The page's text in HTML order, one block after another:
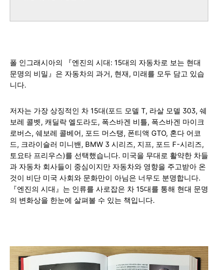
폴 인그래시아의 『엔진의 시대: 15대의 자동차로 보는 현대
문명의 비밀 』은 자동차의 과거, 현재, 미래를 모두 담고 있습
니다.
저자는 가장 상징적인 차 15대(포드 모델 T, 라살 모델 303, 쉐
보레 콜벳, 캐딜락 엘도라도, 폭스바겐 비틀, 폭스바겐 마이크
로버스, 쉐보레 콜베어, 포드 머스탱, 폰티액 GTO, 혼다 어코
드, 크라이슬러 미니밴, BMW 3 시리즈, 지프, 포드 F-시리즈,
토요타 프리우스)를 선택했습니다. 미국을 무대로 활약한 차들
과 자동차 회사들이 중심이지만 자동차와 영향을 주고받아 온
것이 비단 미국 사회와 문화만이 아님은 너무도 분명합니다.
『엔진의 시대』는 인류를 사로잡은 차 15대를 통해 현대 문명
의 변화상을 한눈에 살펴볼 수 있는 책입니다.